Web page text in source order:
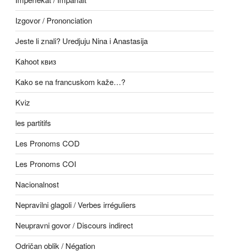
Izgovor / Prononciation
Jeste li znali? Uredjuju Nina i Anastasija
Kahoot квиз
Kako se na francuskom kaže…?
Kviz
les partitifs
Les Pronoms COD
Les Pronoms COI
Nacionalnost
Nepravilni glagoli / Verbes irréguliers
Neupravni govor / Discours indirect
Odričan oblik / Négation